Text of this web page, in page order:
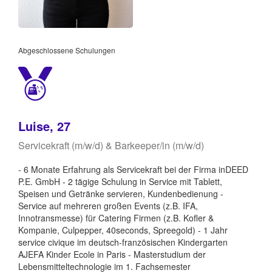
Abgeschlossene Schulungen
Luise, 27
Servicekraft (m/w/d) & Barkeeper/in (m/w/d)
- 6 Monate Erfahrung als Servicekraft bei der Firma inDEED
P.E. GmbH - 2 tägige Schulung in Service mit Tablett,
Speisen und Getränke servieren, Kundenbedienung -
Service auf mehreren großen Events (z.B. IFA,
Innotransmesse) für Catering Firmen (z.B. Kofler &
Kompanie, Culpepper, 40seconds, Spreegold) - 1 Jahr
service civique im deutsch-französischen Kindergarten
AJEFA Kinder Ecole in Paris - Masterstudium der
Lebensmitteltechnologie im 1. Fachsemester